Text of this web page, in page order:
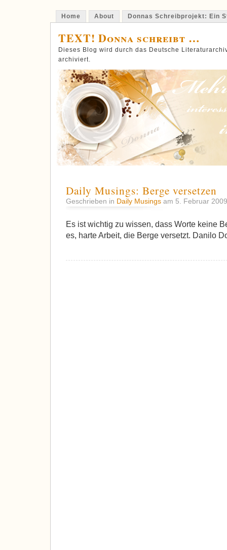
Home About Donnas Schreibprojekt: Ein
TEXT! Donna schreibt …
Dieses Blog wird durch das Deutsche
archiviert.
Daily Musings: Berge versetzen
Geschrieben in Daily Musings am 5. Februar
Es ist wichtig zu wissen, dass Worte keine
es, harte Arbeit, die Berge versetzt. Danilo